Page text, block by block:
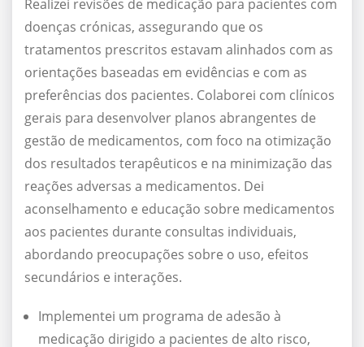
Realizei revisões de medicação para pacientes com
doenças crónicas, assegurando que os
tratamentos prescritos estavam alinhados com as
orientações baseadas em evidências e com as
preferências dos pacientes. Colaborei com clínicos
gerais para desenvolver planos abrangentes de
gestão de medicamentos, com foco na otimização
dos resultados terapêuticos e na minimização das
reações adversas a medicamentos. Dei
aconselhamento e educação sobre medicamentos
aos pacientes durante consultas individuais,
abordando preocupações sobre o uso, efeitos
secundários e interações.
Implementei um programa de adesão à
medicação dirigido a pacientes de alto risco,